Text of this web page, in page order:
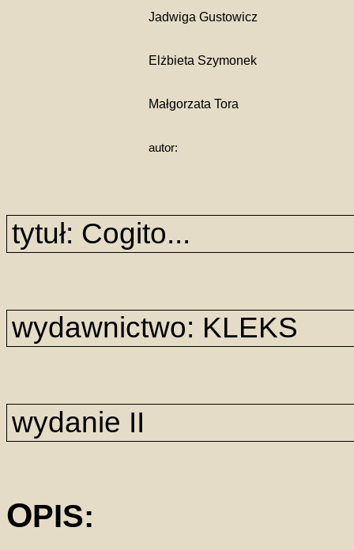
Jadwiga Gustowicz
Elżbieta Szymonek
Małgorzata Tora
autor:
tytuł: Cogito...
wydawnictwo: KLEKS
wydanie II
OPIS: